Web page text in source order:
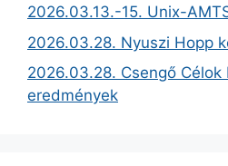
2026.03.13.-15. Unix-
2026.03.28. Nyuszi Hopp
2026.03.28. Csengő Célok
eredmények